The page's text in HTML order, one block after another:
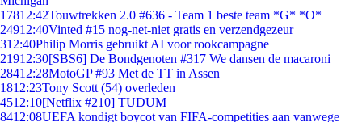
17812:42Touwtrekken 2.0 #636 - Team 1 beste team *G* *O*
24912:40Vinted #15 nog-net-niet gratis en verzendgezeur
312:40Philip Morris gebruikt AI voor rookcampagne
21912:30[SBS6] De Bondgenoten #317 We dansen de macaroni
28412:28MotoGP #93 Met de TT in Assen
1812:23Tony Scott (54) overleden
4512:10[Netflix #210] TUDUM
8412:08UEFA kondigt boycot van FIFA-competities aan vanwege